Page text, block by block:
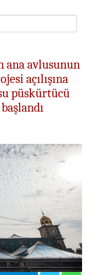
ana avlusunun
açılışına
püskürtücü